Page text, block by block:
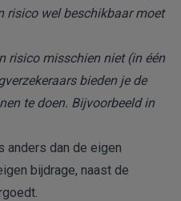
risico wel beschikbaar moet
risico misschien niet (in één
bieden je de
te doen. Bijvoorbeeld in
anders dan de eigen
bijdrage, naast de